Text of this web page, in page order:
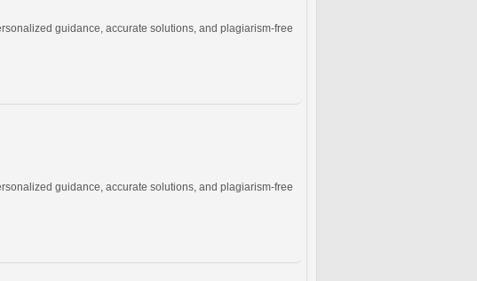
guidance, accurate solutions, and plagiarism-free
guidance, accurate solutions, and plagiarism-free